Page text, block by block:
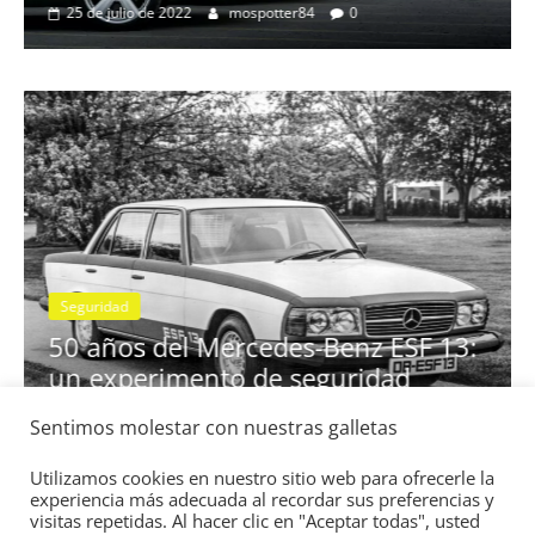
0 28 de junio de 2022 mospotter84
Benz ESF 13:
seguridad
0
Seguridad Vídeo
El Mazda CX-5 2022
nota en las pruebas
IIHS
11 de noviembre de 2021
Sentimos molestar con nuestras galletas
Utilizamos cookies en nuestro sitio web para ofrecerle la
experiencia más adecuada al recordar sus preferencias y
visitas repetidas. Al hacer clic en "Aceptar todas", usted